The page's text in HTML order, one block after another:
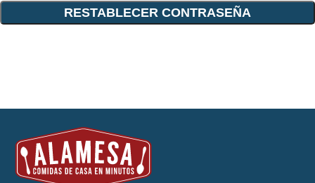
RESTABLECER CONTRASEÑA